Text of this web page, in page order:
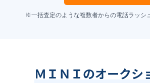
※一括査定のような複数者からの電話ラッシ
ＭＩＮＩのオークシ